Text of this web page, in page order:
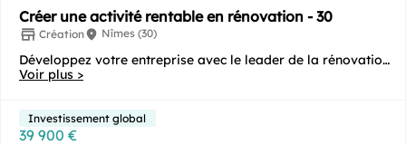
Créer une activité rentable en rénovation - 30
Création Nîmes (30)
Développez votre entreprise avec le leader de la rénovation
Voir plus >
Investissement global
39 900 €